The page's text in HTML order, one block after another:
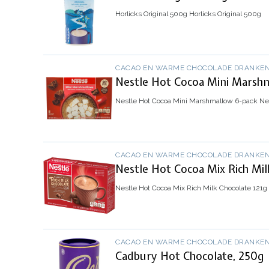
Horlicks Original 500g Horlicks Original 500g
CACAO EN WARME CHOCOLADE
Nestle Hot Cocoa Mini
Nestle Hot Cocoa Mini Marshmallow 6-pack
CACAO EN WARME CHOCOLADE
Nestle Hot Cocoa Mix Rich
Nestle Hot Cocoa Mix Rich Milk Chocolate 121g
CACAO EN WARME CHOCOLADE
Cadbury Hot Chocolate, 250g